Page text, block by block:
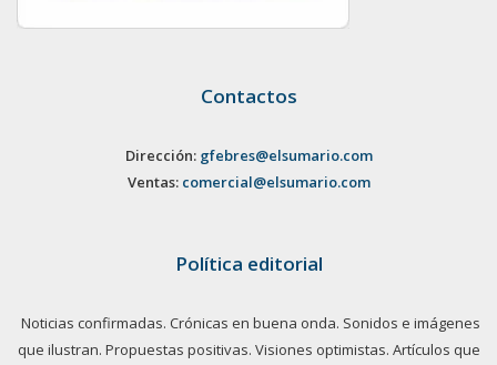
Contactos
Dirección: gfebres@elsumario.com
Ventas: comercial@elsumario.com
Política editorial
Noticias confirmadas. Crónicas en buena onda. Sonidos e imágenes
que ilustran. Propuestas positivas. Visiones optimistas. Artículos que